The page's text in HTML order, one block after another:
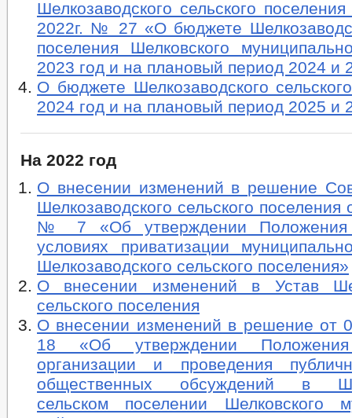
Шелкозаводского сельского
2022г. № 27 «О бюджете
поселения Шелковского
2023 год и на плановый период 2024 и
О бюджете Шелкозаводского
2024 год и на плановый период 2025 и
На 2022 год
О внесении изменений в решение
Шелкозаводского сельского поселения
№ 7 «Об утверждении
условиях приватизации
Шелкозаводского сельского поселения»
О внесении изменений в Устав
сельского поселения
О внесении изменений в решение от
18 «Об утверждении
организации и проведения
общественных обсуждений в
сельском поселении Шелковского